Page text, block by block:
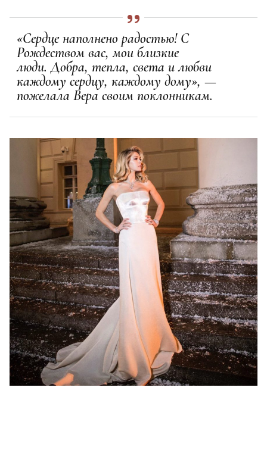
«Сердце наполнено радостью! С
Рождеством вас, мои близкие
люди. Добра, тепла, света и любви
каждому сердцу, каждому дому», —
пожелала Вера своим поклонникам.